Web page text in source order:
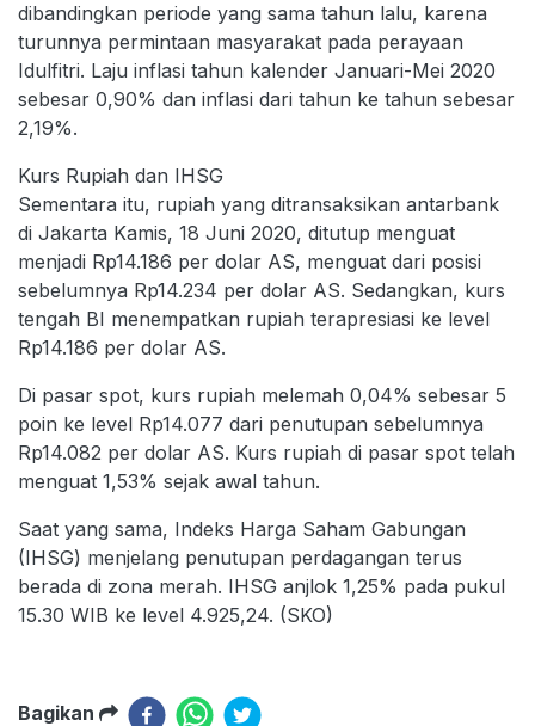
dibandingkan periode yang sama tahun lalu, karena
turunnya permintaan masyarakat pada perayaan
Idulfitri. Laju inflasi tahun kalender Januari-Mei 2020
sebesar 0,90% dan inflasi dari tahun ke tahun sebesar
2,19%.
Kurs Rupiah dan IHSG
Sementara itu, rupiah yang ditransaksikan antarbank
di Jakarta Kamis, 18 Juni 2020, ditutup menguat
menjadi Rp14.186 per dolar AS, menguat dari posisi
sebelumnya Rp14.234 per dolar AS. Sedangkan, kurs
tengah BI menempatkan rupiah terapresiasi ke level
Rp14.186 per dolar AS.
Di pasar spot, kurs rupiah melemah 0,04% sebesar 5
poin ke level Rp14.077 dari penutupan sebelumnya
Rp14.082 per dolar AS. Kurs rupiah di pasar spot telah
menguat 1,53% sejak awal tahun.
Saat yang sama, Indeks Harga Saham Gabungan
(IHSG) menjelang penutupan perdagangan terus
berada di zona merah. IHSG anjlok 1,25% pada pukul
15.30 WIB ke level 4.925,24. (SKO)
Bagikan